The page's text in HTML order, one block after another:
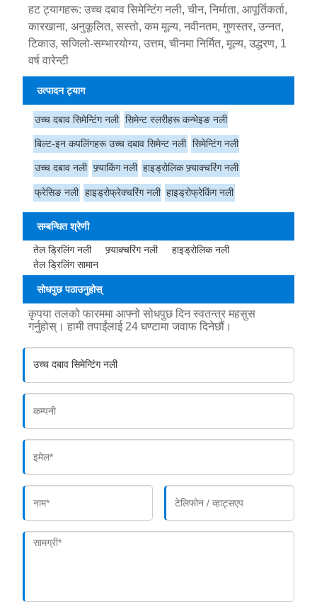
हट ट्यागहरू: उच्च दबाव सिमेन्टिंग नली, चीन, निर्माता, आपूर्तिकर्ता,
कारखाना, अनुकूलित, सस्तो, कम मूल्य, नवीनतम, गुणस्तर, उन्नत,
टिकाउ, सजिलो-सम्भारयोग्य, उत्तम, चीनमा निर्मित, मूल्य, उद्धरण, 1
वर्ष वारेन्टी
उत्पादन ट्याग
उच्च दबाव सिमेन्टिंग नली सिमेन्ट स्लरीहरू कन्भेइङ नली
बिल्ट-इन कपलिंगहरू उच्च दबाव सिमेन्ट नली सिमेन्टिंग नली
उच्च दबाव नली फ्र्याकिंग नली हाइड्रोलिक फ्र्याक्चरिंग नली
फ्रेसिङ नली हाइड्रोफ्रेक्चरिंग नली हाइड्रोफ्रेकिंग नली
सम्बन्धित श्रेणी
तेल ड्रिलिंग नली फ्र्याक्चरिंग नली
हाइड्रोलिक नली
तेल ड्रिलिंग सामान
सोधपुछ पठाउनुहोस्
कृपया तलको फारममा आफ्नो सोधपुछ दिन स्वतन्त्र महसुस
गर्नुहोस्। हामी तपाईंलाई 24 घण्टामा जवाफ दिनेछौं।